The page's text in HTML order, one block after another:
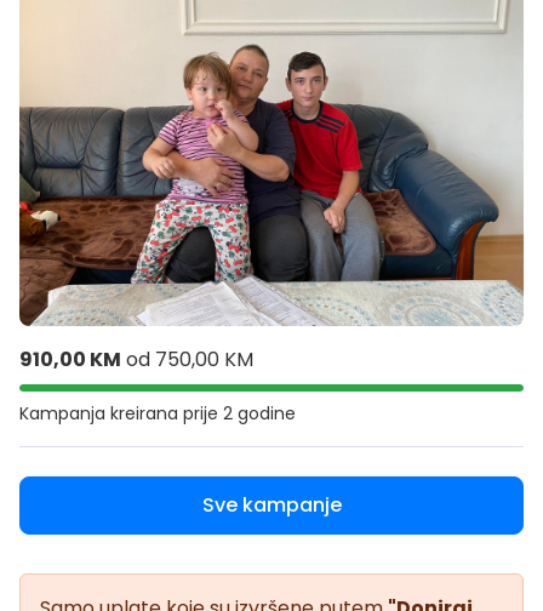
910,00 KM od 750,00 KM
Kampanja kreirana prije 2 godine
Sve kampanje